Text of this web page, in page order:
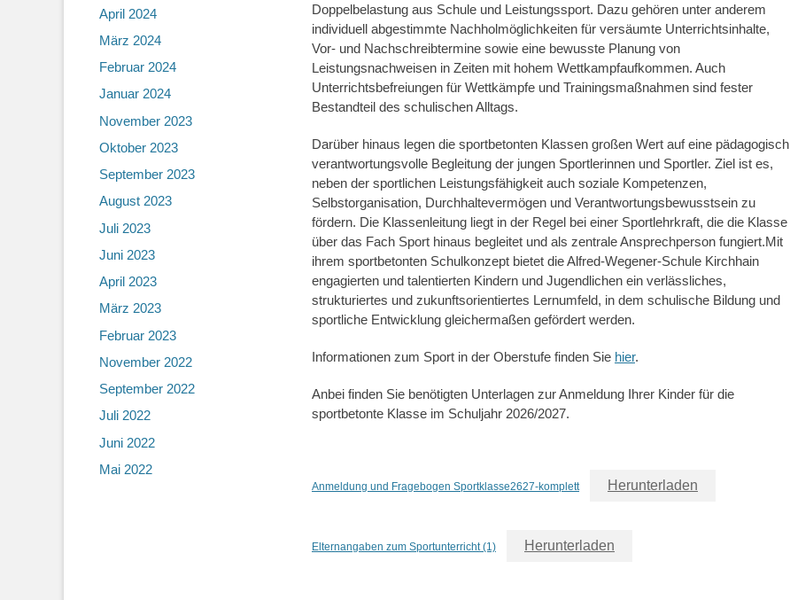
Doppelbelastung aus Schule und Leistungssport. Dazu gehören unter anderem
individuell abgestimmte Nachholmöglichkeiten für versäumte Unterrichtsinhalte,
Vor- und Nachschreibtermine sowie eine bewusste Planung von
Leistungsnachweisen in Zeiten mit hohem Wettkampfaufkommen. Auch
Unterrichtsbefreiungen für Wettkämpfe und Trainingsmaßnahmen sind fester
Bestandteil des schulischen Alltags.
Darüber hinaus legen die sportbetonten Klassen großen Wert auf eine pädagogisch
verantwortungsvolle Begleitung der jungen Sportlerinnen und Sportler. Ziel ist es,
neben der sportlichen Leistungsfähigkeit auch soziale Kompetenzen,
Selbstorganisation, Durchhaltevermögen und Verantwortungsbewusstsein zu
fördern. Die Klassenleitung liegt in der Regel bei einer Sportlehrkraft, die die Klasse
über das Fach Sport hinaus begleitet und als zentrale Ansprechperson fungiert.Mit
ihrem sportbetonten Schulkonzept bietet die Alfred-Wegener-Schule Kirchhain
engagierten und talentierten Kindern und Jugendlichen ein verlässliches,
strukturiertes und zukunftsorientiertes Lernumfeld, in dem schulische Bildung und
sportliche Entwicklung gleichermaßen gefördert werden.
Informationen zum Sport in der Oberstufe finden Sie hier.
Anbei finden Sie benötigten Unterlagen zur Anmeldung Ihrer Kinder für die
sportbetonte Klasse im Schuljahr 2026/2027.
Anmeldung und Fragebogen Sportklasse2627-komplett Herunterladen
Elternangaben zum Sportunterricht (1) Herunterladen
April 2024
März 2024
Februar 2024
Januar 2024
November 2023
Oktober 2023
September 2023
August 2023
Juli 2023
Juni 2023
April 2023
März 2023
Februar 2023
November 2022
September 2022
Juli 2022
Juni 2022
Mai 2022